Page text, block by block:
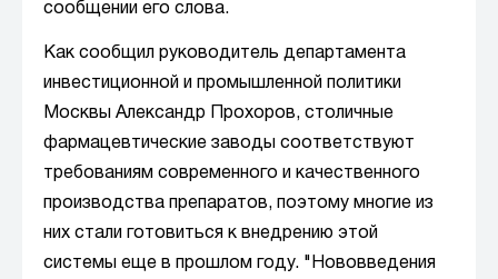
сообщении его слова.
Как сообщил руководитель департамента
инвестиционной и промышленной политики
Москвы Александр Прохоров, столичные
фармацевтические заводы соответствуют
требованиям современного и качественного
производства препаратов, поэтому многие из
них стали готовиться к внедрению этой
системы еще в прошлом году. "Нововведения